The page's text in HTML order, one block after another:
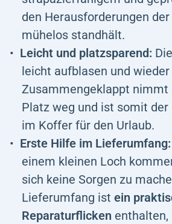
den Herausforderungen
mühelos standhält.
Leicht und platzsparend:
leicht aufblasen und
Zusammengeklappt nimmt
Platz weg und ist somit
im Koffer für den Urlaub.
Erste Hilfe im Lieferumfang:
einem kleinen Loch
sich keine Sorgen zu
Lieferumfang ist ein
Reparaturflicken